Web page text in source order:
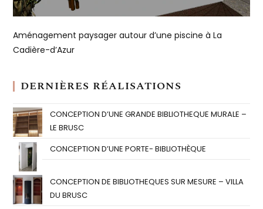
Aménagement paysager autour d’une piscine à La
Cadière-d’Azur
DERNIÈRES RÉALISATIONS
CONCEPTION D’UNE GRANDE BIBLIOTHEQUE MURALE –
LE BRUSC
CONCEPTION D’UNE PORTE- BIBLIOTHÈQUE
CONCEPTION DE BIBLIOTHEQUES SUR MESURE – VILLA
DU BRUSC